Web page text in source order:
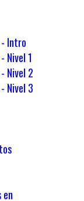
Intro
Nivel 1
Nivel 2
Nivel 3
en